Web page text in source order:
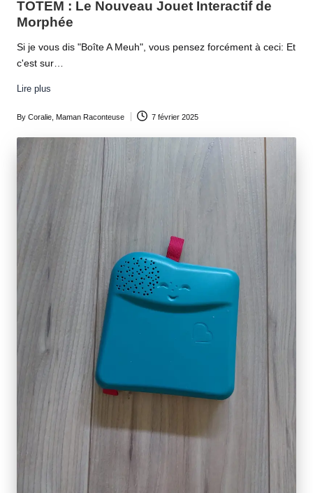
TOTEM : Le Nouveau Jouet Interactif de
Morphée
Si je vous dis "Boîte A Meuh", vous pensez forcément à ceci: Et
c'est sur…
Lire plus
Posted
by
By Coralie, Maman Raconteuse 7 février 2025